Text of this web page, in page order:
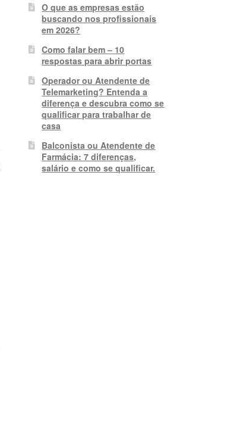
O que as empresas estão
buscando nos profissionais
em 2026?
Como falar bem – 10
respostas para abrir portas
Operador ou Atendente de
Telemarketing? Entenda a
diferença e descubra como se
qualificar para trabalhar de
casa
Balconista ou Atendente de
Farmácia: 7 diferenças,
salário e como se qualificar.